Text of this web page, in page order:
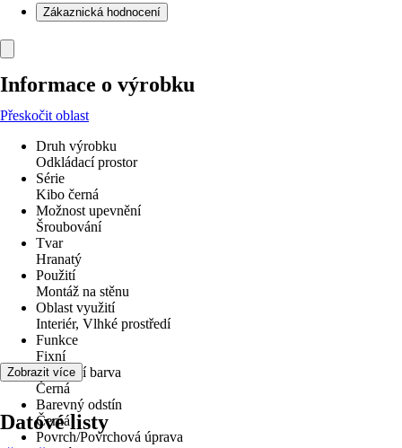
Zákaznická hodnocení
Informace o výrobku
Přeskočit oblast
Druh výrobku
Odkládací prostor
Série
Kibo černá
Možnost upevnění
Šroubování
Tvar
Hranatý
Použití
Montáž na stěnu
Oblast využití
Interiér, Vlhké prostředí
Funkce
Fixní
Základní barva
Černá
Barevný odstín
Černá
Povrch/Povrchová úprava
Zobrazit více
Datové listy